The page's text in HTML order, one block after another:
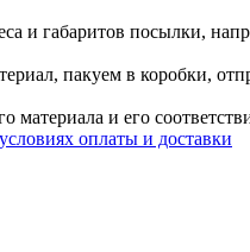
и габаритов посылки,
пакуем в коробки,
материала и его
условиях оплаты и доставки